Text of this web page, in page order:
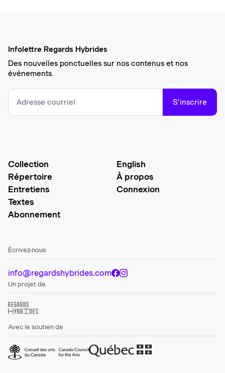
Infolettre Regards Hybrides
Des nouvelles ponctuelles sur nos contenus et nos
événements.
S’inscrire
Collection
Répertoire
Entretiens
Textes
Abonnement
English
À propos
Connexion
Écrivez-nous
info@regardshybrides.com
Un projet de
Avec le soutien de